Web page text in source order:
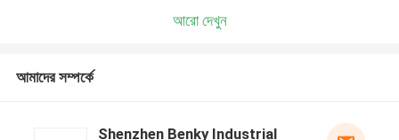
আরো দেখুন
আমাদের সম্পর্কে
Shenzhen Benky Industrial